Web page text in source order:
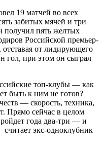
19 матчей во всех
забитых мячей и три
получил пять желтых
Российской премьер-
от лидирующего
гол, при этом он сыграл
топ-клубы — как
быть к ним не готов?
— скорость, техника,
Прямо сейчас в целом
года два-три — и
экс-одноклубник